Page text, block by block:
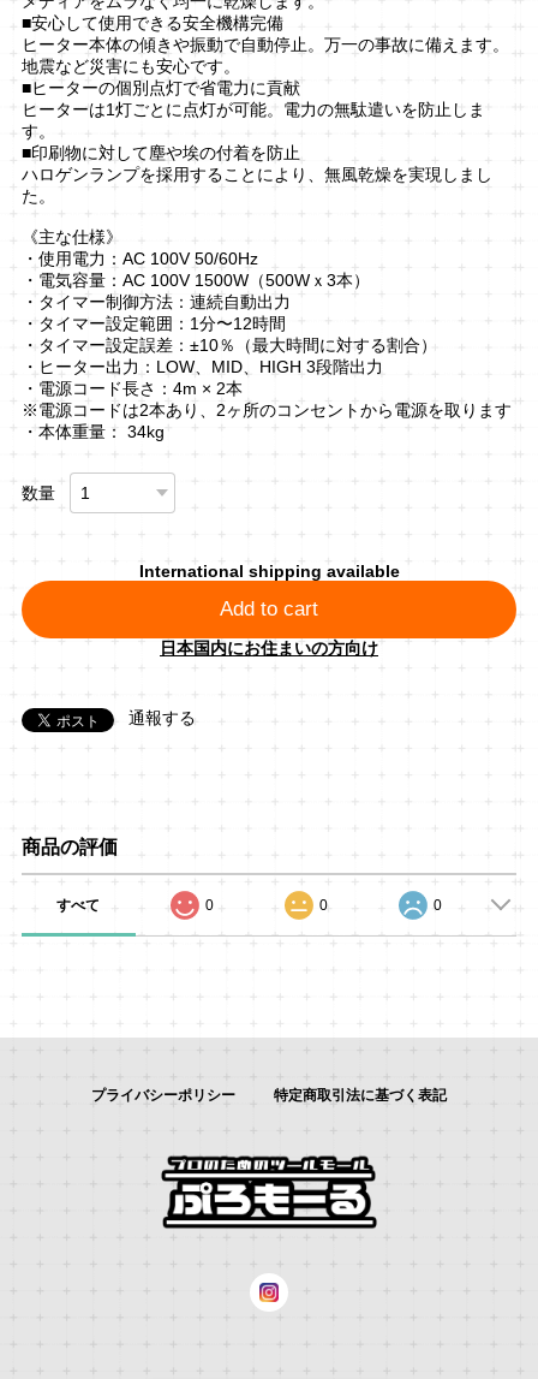
■安心して使用できる安全機構完備
ヒーター本体の傾きや振動で自動停止。万一の事故に備えます。
地震など災害にも安心です。
■ヒーターの個別点灯で省電力に貢献
ヒーターは1灯ごとに点灯が可能。電力の無駄遣いを防止しま
す。
■印刷物に対して塵や埃の付着を防止
ハロゲンランプを採用することにより、無風乾燥を実現しまし
た。
《主な仕様》
・使用電力：AC 100V 50/60Hz
・電気容量：AC 100V 1500W（500Wｘ3本）
・タイマー制御方法：連続自動出力
・タイマー設定範囲：1分〜12時間
・タイマー設定誤差：±10％（最大時間に対する割合）
・ヒーター出力：LOW、MID、HIGH 3段階出力
・電源コード長さ：4m × 2本
※電源コードは2本あり、2ヶ所のコンセントから電源を取ります
・本体重量： 34kg
数量
International shipping available
Add to cart
日本国内にお住まいの方向け
通報する
商品の評価
すべて 0 0 0
プライバシーポリシー 特定商取引法に基づく表記